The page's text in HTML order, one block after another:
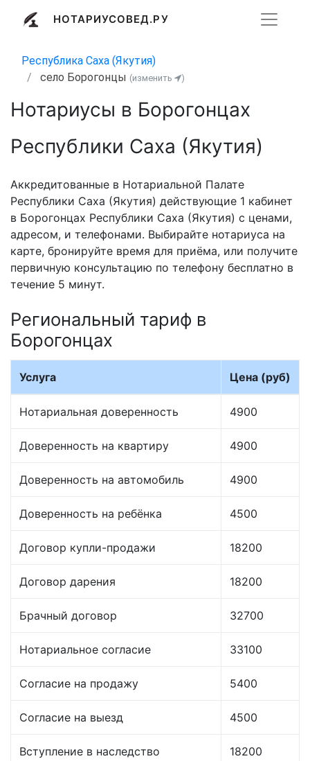
НОТАРИУСОВЕД.РУ
Республика Саха (Якутия)
село Борогонцы (изменить )
Нотариусы в Борогонцах
Республики Саха (Якутия)
Аккредитованные в Нотариальной Палате
Республики Саха (Якутия) действующие 1 кабинет
в Борогонцах Республики Саха (Якутия) с ценами,
адресом, и телефонами. Выбирайте нотариуса на
карте, бронируйте время для приёма, или получите
первичную консультацию по телефону бесплатно в
течение 5 минут.
Региональный тариф в
Борогонцах
Услуга Цена (руб)
Нотариальная доверенность 4900
Доверенность на квартиру 4900
Доверенность на автомобиль 4900
Доверенность на ребёнка 4500
Договор купли-продажи 18200
Договор дарения 18200
Брачный договор 32700
Нотариальное согласие 33100
Согласие на продажу 5400
Согласие на выезд 4500
Вступление в наследство 18200